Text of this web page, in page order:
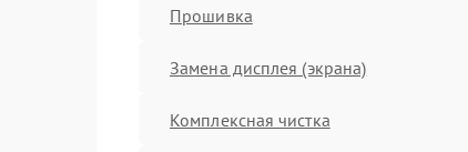
Прошивка
Замена дисплея (экрана)
Комплексная чистка